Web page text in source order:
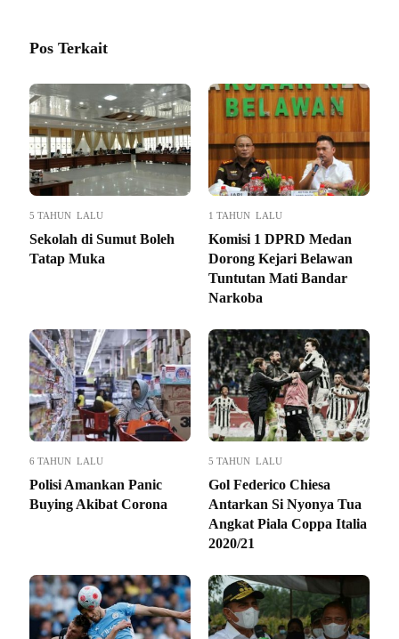
Pos Terkait
5 TAHUN LALU
Sekolah di Sumut Boleh
Tatap Muka
1 TAHUN LALU
Komisi 1 DPRD Medan
Dorong Kejari Belawan
Tuntutan Mati Bandar
Narkoba
6 TAHUN LALU
Polisi Amankan Panic
Buying Akibat Corona
5 TAHUN LALU
Gol Federico Chiesa
Antarkan Si Nyonya Tua
Angkat Piala Coppa Italia
2020/21